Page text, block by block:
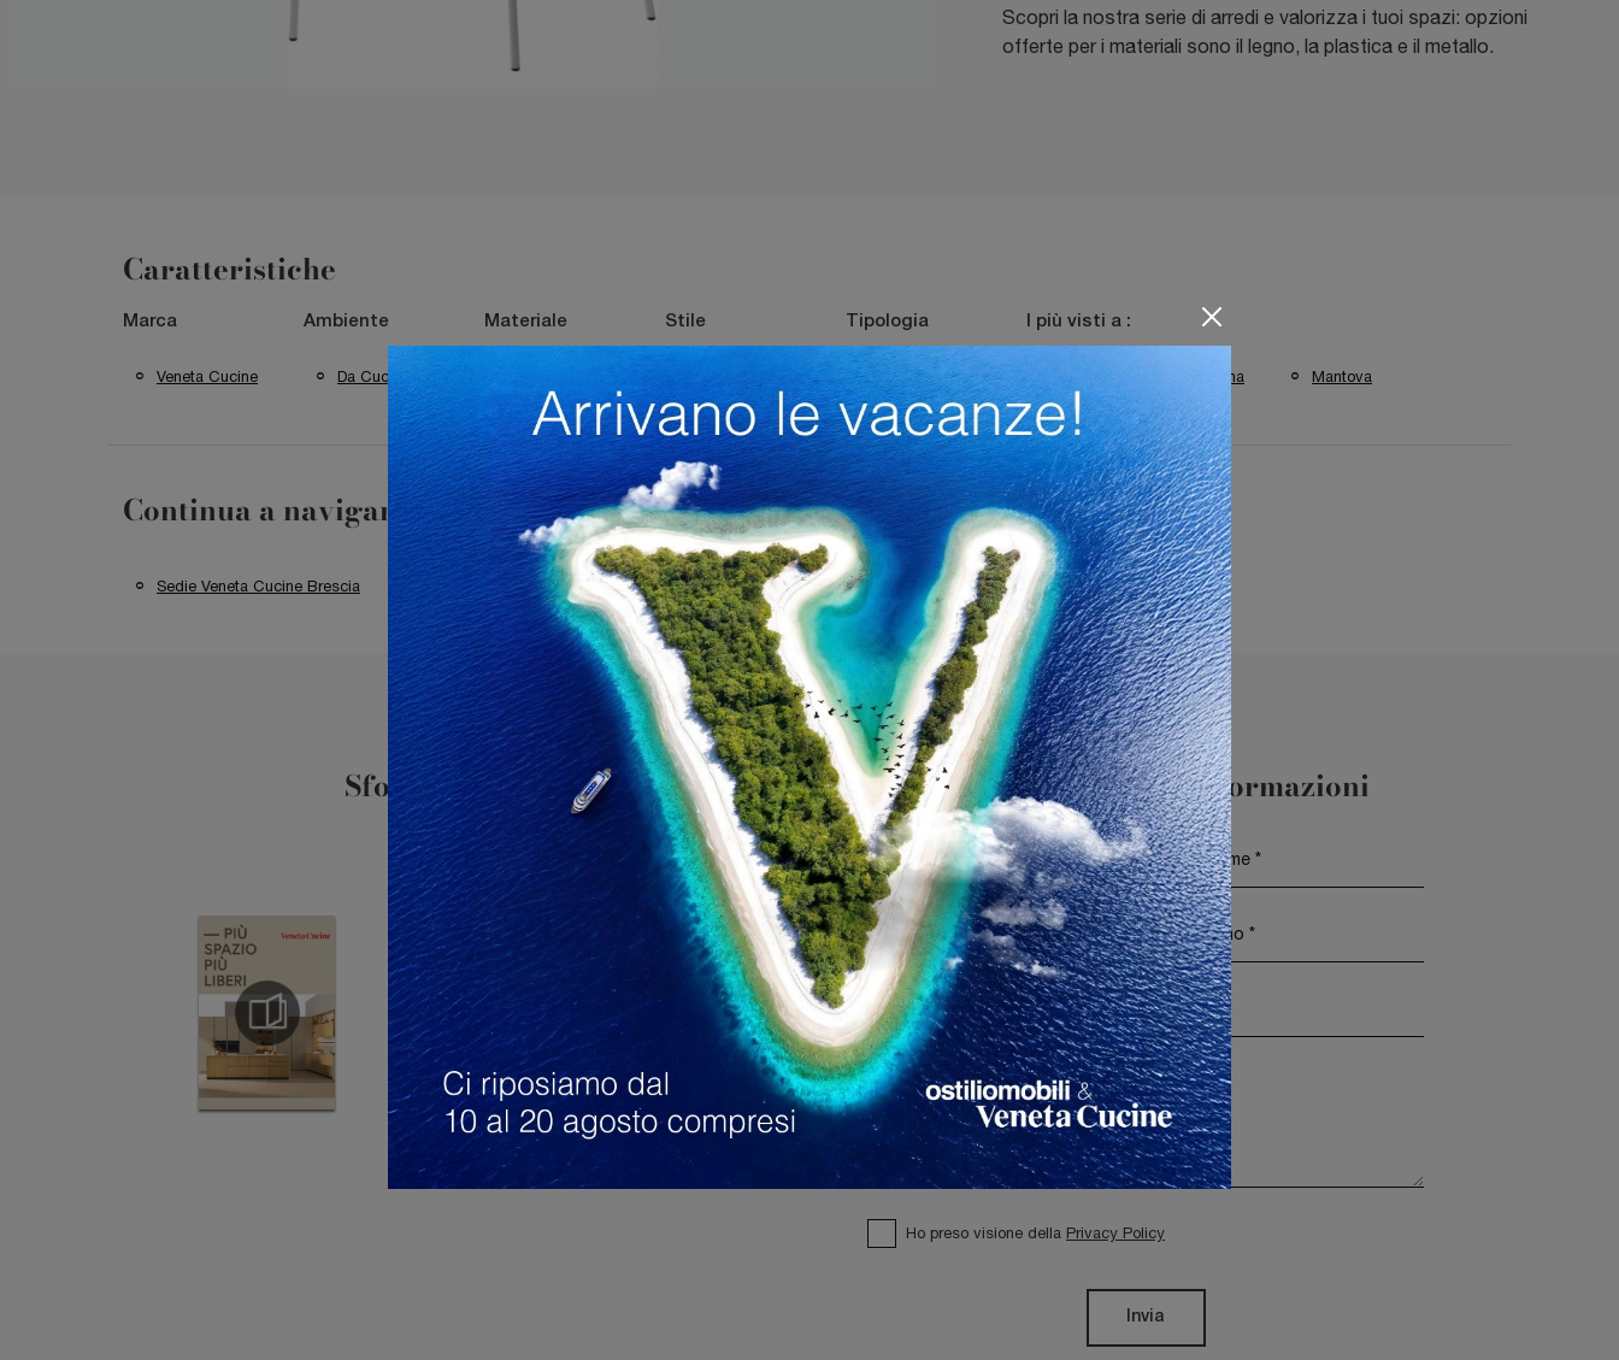
Scopri la nostra serie di arredi e valorizza i tuoi spazi: opzioni
offerte per i materiali sono il legno, la plastica e il metallo.
Caratteristiche
Marca
Veneta Cucine
Ambiente
Da Cucina
Materiale Stile Tipologia
Impilabili
I più visti a :
Cremona Mantova
Continua a navigare
Sedie Veneta Cucine Brescia Sedie Veneta Cucine Mantova Sedie Veneta Cucine Cremona
Sfoglia i cataloghi Richiedi Maggiori Informazioni
Ho preso visione della Privacy Policy
Invia